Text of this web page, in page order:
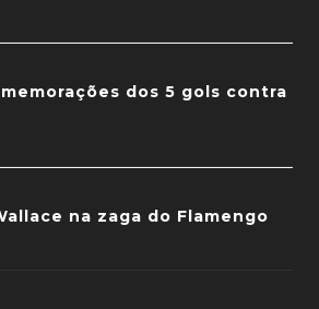
dos 5 gols contra
na zaga do Flamengo